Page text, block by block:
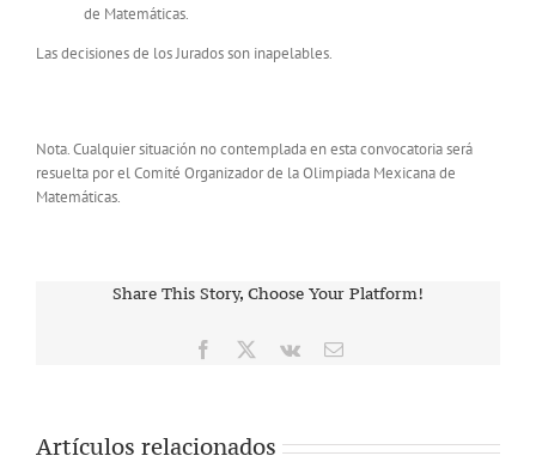
de Matemáticas.
Las decisiones de los Jurados son inapelables.
Nota. Cualquier situación no contemplada en esta convocatoria será
resuelta por el Comité Organizador de la Olimpiada Mexicana de
Matemáticas.
Share This Story, Choose Your Platform!
Facebook Vk
Correo
Artículos relacionados